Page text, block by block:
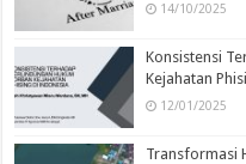
14/10/2025
Konsistensi
Kejahatan
12/01/2025
Transformasi